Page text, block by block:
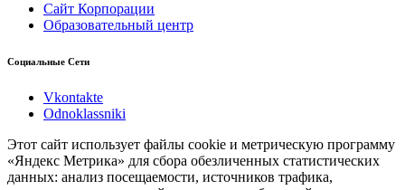
Сайт Корпорации
Образовательный центр
Социальные Сети
Vkontakte
Odnoklassniki
Этот сайт использует файлы cookie и метрическую программу
«Яндекс Метрика» для сбора обезличенных статистических
данных: анализ посещаемости, источников трафика,